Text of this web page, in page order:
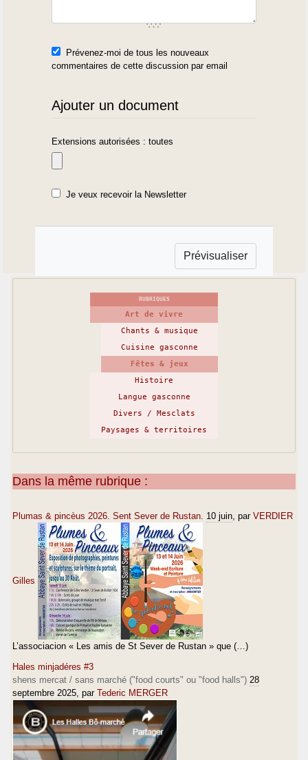
Prévenez-moi de tous les nouveaux
commentaires de cette discussion par email
Ajouter un document
Extensions autorisées : toutes
Je veux recevoir la Newsletter
RUBRIQUES
Art de vivre
Chants & musique
Cuisine gasconne
Fêtes & jeux
Histoire
Langue gasconne
Divers / Mesclats
Paysages & territoires
Dans la même rubrique :
Plumas & pincèus 2026. Sent Sever de Rustan. 10 juin, par VERDIER
Gilles
L’associacion « Les amis de St Sever de Rustan » que (…)
Hales minjadéres #3
shens mercat / sans marché ("food courts" ou "food halls") 28
septembre 2025, par Tederic MERGER